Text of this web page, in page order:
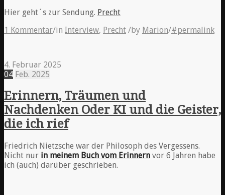
Hier geht´s zur Sendung. Precht
1 Kommentar/in Interview, Precht /by Marion/#permalink
4. Februar 2025
04 Feb. 2025
Erinnern, Träumen und
Nachdenken Oder KI und die Geister,
die ich rief
Friedrich Nietzsche war der Philosoph des Vergessens.
Nicht nur in meinem Buch vom Erinnern vor 6 Jahren habe
ich (auch) darüber geschrieben.